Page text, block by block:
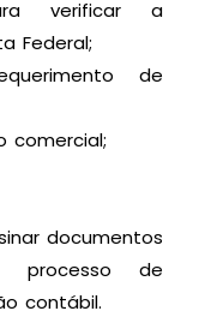
verificar a
Federal;
de
comercial;
documentos
processo de
contábil.